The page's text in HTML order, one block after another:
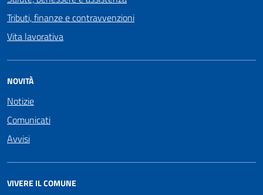
Tributi, finanze e contravvenzioni
Vita lavorativa
NOVITÀ
Notizie
Comunicati
Avvisi
VIVERE IL COMUNE